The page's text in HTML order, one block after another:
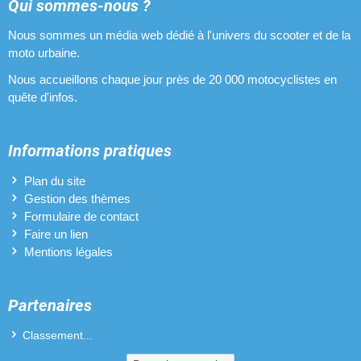
Pneus pour Malaguti F15 Firefox
Revêtements de poignées pour Malaguti F15 Firefox
Qui sommes-nous ?
Nous sommes un média web dédié à l'univers du scooter et de la
moto urbaine.
Nous accueillons chaque jour près de 20 000 motocyclistes en
quête d'infos.
Informations pratiques
Plan du site
Gestion des thèmes
Formulaire de contact
Faire un lien
Mentions légales
Partenaires
Classement...